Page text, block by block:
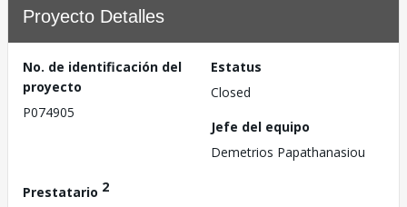
Proyecto Detalles
No. de identificación del
proyecto
P074905
Estatus
Closed
Jefe del equipo
Demetrios Papathanasiou
Prestatario 2